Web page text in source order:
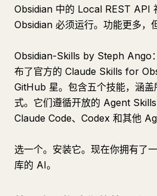
Obsidian 中的 Local REST API
Obsidian 必须运行。功能更多，
Obsidian-Skills by Steph Ango
布了官方的 Claude Skills for
GitHub 星。包含五个技能，涵
式。它们遵循开放的 Agent
Claude Code、Codex 和其他
选一个。安装它。现在你拥有了
库的 AI。